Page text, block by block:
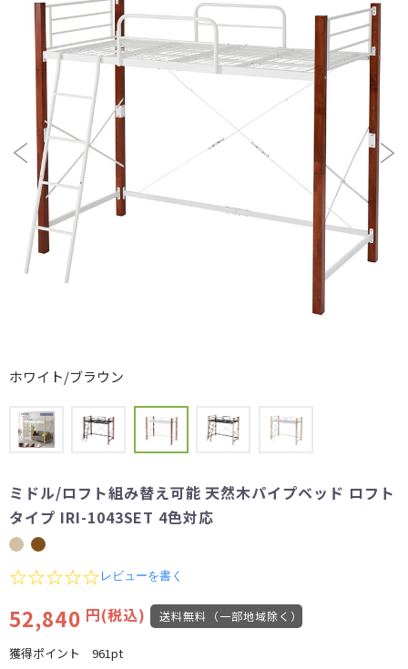
ホワイト/ブラウン
ミドル/ロフト組み替え可能 天然木パイプベッド ロフト
タイプ IRI-1043SET 4色対応
0.0
rating
レビューを書く
52,840 円(税込) 送料無料（一部地域除く）
獲得ポイント 961pt